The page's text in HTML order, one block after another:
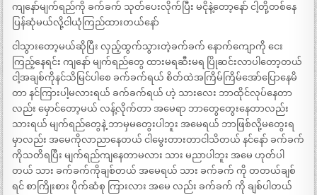
ကျနော်မျက်ရည်ကို ခက်ခက် သုတ်ပေးလိုက်ပြီး မငိုနဲ့တော့နော် ငါ့တို့တစ်နေ
ပြန်ဆုံမယ်လို့ငါယုံကြည်ထားတယ်နော်
ငါသွားတော့မယ်ဆိုပြီး လှည့်ထွက်သွားတဲ့ခက်ခက် နောက်ကျောကို ငေး
ကြည့်နေရင်း ကျနော် မျက်ရည်တွေ ထားမရဆီးမရ ပြိုဆင်းလာပါတော့တယ်
ငါ့အချစ်ကိုနင်သိမြင်ပါစေ ခက်ခက်ရယ် စိတ်ထဲအကြိမ်ကြိမ်အော်ပြောနေမိ
တာ နင်ကြားပါ့မလားရယ် ခက်ခက်ရယ် ဟဲ့ သားလေး ဘာထိုင်လုပ်နေတာ
လည်း မှောင်တော့မယ် လန့်လိုက်တာ အမေရာ ဘာတွေတွေးနေတာလည်း
သားရယ် မျက်ရည်တွေနဲ့ ဘာမှမတွေးပါဘူး အမေရယ် ဘာဖြစ်လို့မတွေးရ
မှာလည်း အမေကိုလာညာနေတယ် ငါမွေးတားတာငါသိတယ် နင်နော် ခက်ခက်
ကိုသတိရပြီး မျက်ရည်ကျနေတာမလား သား မညာပါဘူး အမေ ဟုတ်ပါ
တယ် သား ခက်ခက်ကိုချစ်တယ် အမေရယ် သား ခက်ခက် ကို တတယ်ချစ်
ရင် စာကြိုးစား ပိုက်ဆံစု ကြားလား အမေ လည်း ခက်ခက် ကို ချစ်ပါတယ်